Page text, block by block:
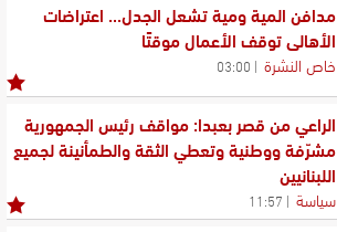
مدافن المية ومية تشعل الجدل... اعتراضات
الأهالي توقف الأعمال موقتًا
خاص النشرة 03:00
الراعي من قصر بعبدا: مواقف رئيس الجمهورية
مشرّفة ووطنية وتعطي الثقة والطمأنينة لجميع
اللبنانيين
سياسة 11:57